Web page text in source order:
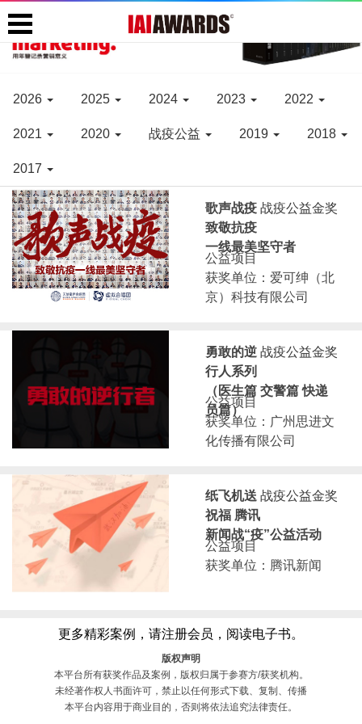
2026 2025 2024 2023 2022
2021 2020 战疫公益 2019 2018
2017
战疫公益金奖
歌声战疫
致敬抗疫
一线最美坚守者
公益项目
获奖单位：爱可绅（北
京）科技有限公司
战疫公益金奖
勇敢的逆
行人系列
（医生篇 交警篇 快递
员篇）
公益项目
获奖单位：广州思进文
化传播有限公司
战疫公益金奖
纸飞机送
祝福 腾讯
新闻战“疫”公益活动
公益项目
获奖单位：腾讯新闻
更多精彩案例，请注册会员，阅读电子书。
版权声明
本平台所有获奖作品及案例，版权归属于参赛方/获奖机构。
未经著作权人书面许可，禁止以任何形式下载、复制、传播
本平台内容用于商业目的，否则将依法追究法律责任。